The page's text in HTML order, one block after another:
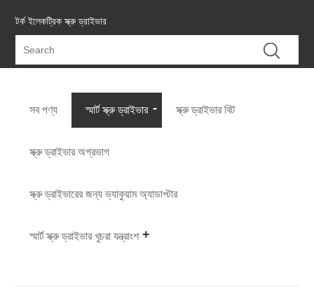
টর্ক ইলেকট্রিক স্ক্রু ড্রাইভার
সব পণ্য স্মার্ট স্ক্রু ড্রাইভার স্ক্রু ড্রাইভার বিট
স্ক্রু ড্রাইভার অগ্রভাগ
স্ক্রু ড্রাইভারের জন্য ভ্যাকুয়াম অ্যাডাপ্টার
স্মার্ট স্ক্রু ড্রাইভার খুচরা যন্ত্রাংশ